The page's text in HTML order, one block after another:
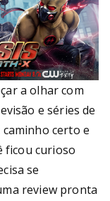
a olhar com
e séries de
certo e
ficou curioso
se
review pronta